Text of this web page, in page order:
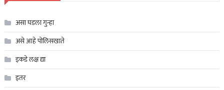
असा घडला गुन्हा
असे आहे पोलिसखाते
इकडे लक्ष द्या
इतर